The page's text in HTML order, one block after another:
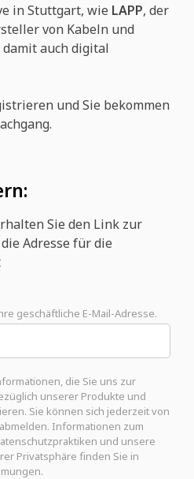
in Stuttgart, wie LAPP, der
von Kabeln und
auch digital
und Sie bekommen
Sie den Link zur
Adresse für die
geschäftliche E-Mail-Adresse.
die Sie uns zur
unserer Produkte und
Sie können sich jederzeit von
Informationen zum
und unsere
Privatsphäre finden Sie in